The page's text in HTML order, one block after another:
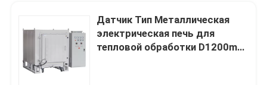
Датчик Тип Металлическая
электрическая печь для
тепловой обработки D1200mm